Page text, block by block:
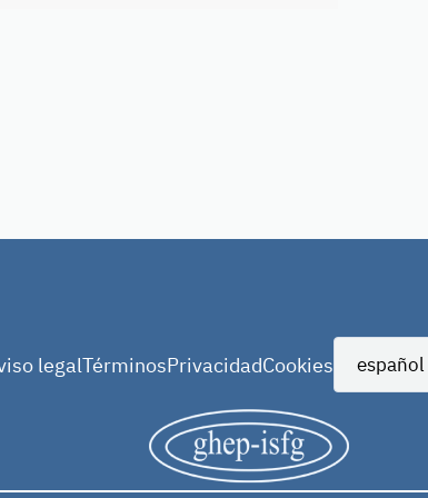
legalTérminosPrivacidadCookies